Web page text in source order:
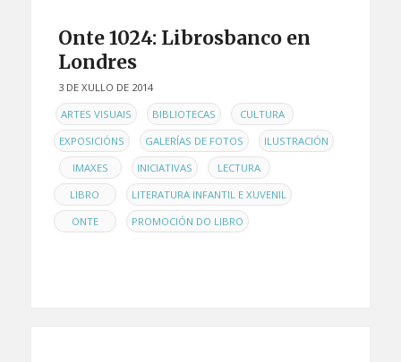
Onte 1024: Librosbanco en
Londres
3 DE XULLO DE 2014
ENARTES VISUAIS , BIBLIOTECAS , CULTURA ,
EXPOSICIÓNS , GALERÍAS DE FOTOS ,
ILUSTRACIÓN
IMAXES , INICIATIVAS , LECTURA ,
LIBRO , LITERATURA INFANTIL E XUVENIL ,
ONTE , PROMOCIÓN DO LIBRO